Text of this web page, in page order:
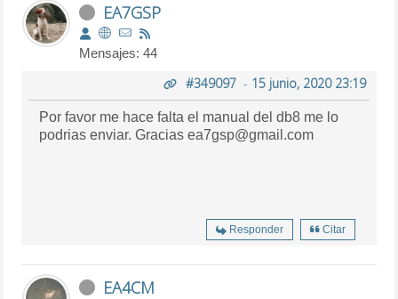
EA7GSP
Mensajes: 44
#349097- 15 junio, 2020 23:19
Por favor me hace falta el manual del db8 me lo
podrias enviar. Gracias ea7gsp@gmail.com
Responder Citar
EA4CM